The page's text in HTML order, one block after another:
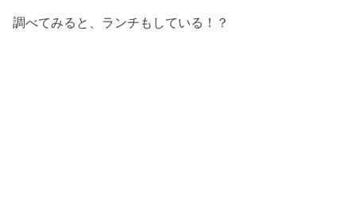
調べてみると、ランチもしている！？